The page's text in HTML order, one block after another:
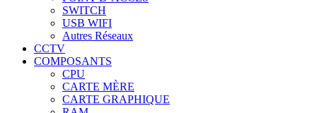
SWITCH
USB WIFI
Autres Réseaux
CCTV
COMPOSANTS
CPU
CARTE MÈRE
CARTE GRAPHIQUE